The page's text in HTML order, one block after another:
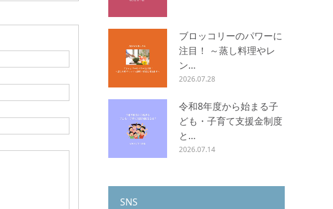
ブロッコリーのパワーに
注目！ ～蒸し料理やレ
ン…
2026.07.28
令和8年度から始まる子
ども・子育て支援金制度
と…
2026.07.14
SNS